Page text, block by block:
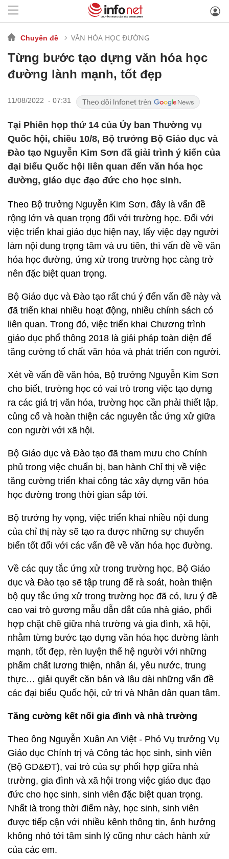
Chuyên đề VĂN HÓA HỌC ĐƯỜNG
Từng bước tạo dựng văn hóa học
đường lành mạnh, tốt đẹp
11/08/2022 - 07:31
Tại Phiên họp thứ 14 của Ủy ban Thường vụ
Quốc hội, chiều 10/8, Bộ trưởng Bộ Giáo dục và
Đào tạo Nguyễn Kim Sơn đã giải trình ý kiến của
đại biểu Quốc hội liên quan đến văn hóa học
đường, giáo dục đạo đức cho học sinh.
Theo Bộ trưởng Nguyễn Kim Sơn, đây là vấn đề
rộng lớn và quan trọng đối với trường học. Đối với
việc triển khai giáo dục hiện nay, lấy việc dạy người
làm nội dung trọng tâm và ưu tiên, thì vấn đề về văn
hóa học đường, ứng xử trong trường học càng trở
nên đặc biệt quan trọng.
Bộ Giáo dục và Đào tạo rất chú ý đến vấn đề này và
đã triển khai nhiều hoạt động, nhiều chính sách có
liên quan. Trong đó, việc triển khai Chương trình
giáo dục phổ thông 2018 là giải pháp toàn diện để
tăng cường tố chất văn hóa và phát triển con người.
Xét về vấn đề văn hóa, Bộ trưởng Nguyễn Kim Sơn
cho biết, trường học có vai trò trong việc tạo dựng
ra các giá trị văn hóa, trường học cần phải thiết lập,
củng cố và hoàn thiện các nguyên tắc ứng xử giữa
con người với xã hội.
Bộ Giáo dục và Đào tạo đã tham mưu cho Chính
phủ trong việc chuẩn bị, ban hành Chỉ thị về việc
tăng cường triển khai công tác xây dựng văn hóa
học đường trong thời gian sắp tới.
Bộ trưởng hy vọng, việc triển khai nhiều nội dung
của chỉ thị này sẽ tạo ra được những sự chuyển
biến tốt đối với các vấn đề về văn hóa học đường.
Về các quy tắc ứng xử trong trường học, Bộ Giáo
dục và Đào tạo sẽ tập trung để rà soát, hoàn thiện
bộ quy tắc ứng xử trong trường học đã có, lưu ý đề
cao vai trò gương mẫu dẫn dắt của nhà giáo, phối
hợp chặt chẽ giữa nhà trường và gia đình, xã hội,
nhằm từng bước tạo dựng văn hóa học đường lành
mạnh, tốt đẹp, rèn luyện thế hệ người với những
phẩm chất lương thiện, nhân ái, yêu nước, trung
thực… giải quyết căn bản và lâu dài những vấn đề
các đại biểu Quốc hội, cử tri và Nhân dân quan tâm.
Tăng cường kết nối gia đình và nhà trường
Theo ông Nguyễn Xuân An Việt - Phó Vụ trưởng Vụ
Giáo dục Chính trị và Công tác học sinh, sinh viên
(Bộ GD&ĐT), vai trò của sự phối hợp giữa nhà
trường, gia đình và xã hội trong việc giáo dục đạo
đức cho học sinh, sinh viên đặc biệt quan trọng.
Nhất là trong thời điểm này, học sinh, sinh viên
được tiếp cận với nhiều kênh thông tin, ảnh hưởng
không nhỏ tới tâm sinh lý cũng như cách hành xử
của các em.